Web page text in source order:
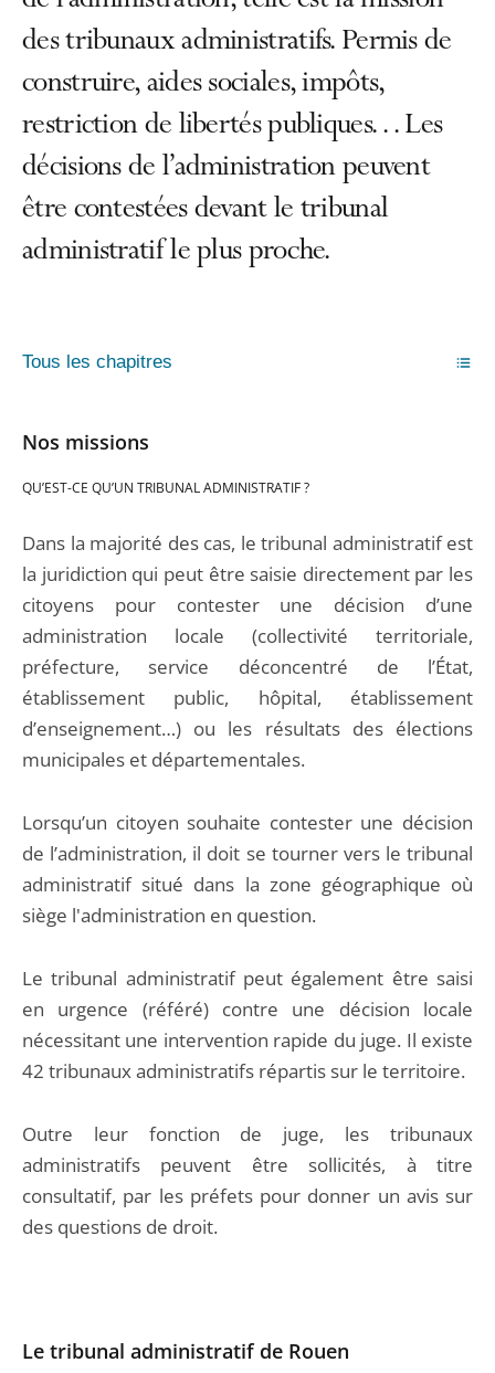
des tribunaux administratifs. Permis de
construire, aides sociales, impôts,
restriction de libertés publiques… Les
décisions de l’administration peuvent
être contestées devant le tribunal
administratif le plus proche.
Tous les chapitres
Nos missions
QU’EST-CE QU’UN TRIBUNAL ADMINISTRATIF ?
Dans la majorité des cas, le tribunal administratif est
la juridiction qui peut être saisie directement par les
citoyens pour contester une décision d’une
administration locale (collectivité territoriale,
préfecture, service déconcentré de l’État,
établissement public, hôpital, établissement
d’enseignement…) ou les résultats des élections
municipales et départementales.
Lorsqu’un citoyen souhaite contester une décision
de l’administration, il doit se tourner vers le tribunal
administratif situé dans la zone géographique où
siège l'administration en question.
Le tribunal administratif peut également être saisi
en urgence (référé) contre une décision locale
nécessitant une intervention rapide du juge. Il existe
42 tribunaux administratifs répartis sur le territoire.
Outre leur fonction de juge, les tribunaux
administratifs peuvent être sollicités, à titre
consultatif, par les préfets pour donner un avis sur
des questions de droit.
Le tribunal administratif de Rouen